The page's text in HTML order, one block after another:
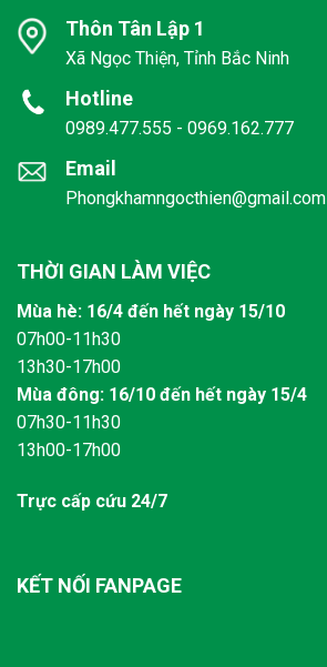
Thôn Tân Lập 1
Xã Ngọc Thiện, Tỉnh Bắc Ninh
Hotline
0989.477.555 - 0969.162.777
Email
Phongkhamngocthien@gmail.com
THỜI GIAN LÀM VIỆC
Mùa hè: 16/4 đến hết ngày 15/10
07h00-11h30
13h30-17h00
Mùa đông: 16/10 đến hết ngày 15/4
07h30-11h30
13h00-17h00
Trực cấp cứu 24/7
KẾT NỐI FANPAGE